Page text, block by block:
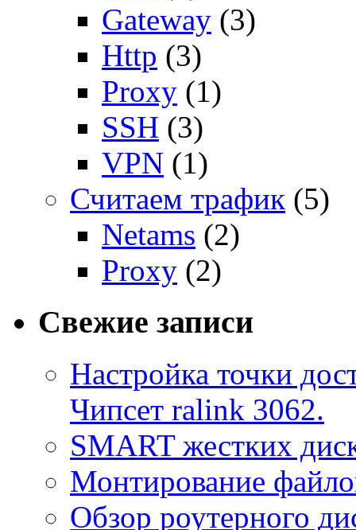
Gateway (3)
Http (3)
Proxy (1)
SSH (3)
VPN (1)
Считаем трафик (5)
Netams (2)
Proxy (2)
Свежие записи
Настройка точки
Чипсет ralink 3062.
SMART жестких
Монтирование
Обзор роутерного